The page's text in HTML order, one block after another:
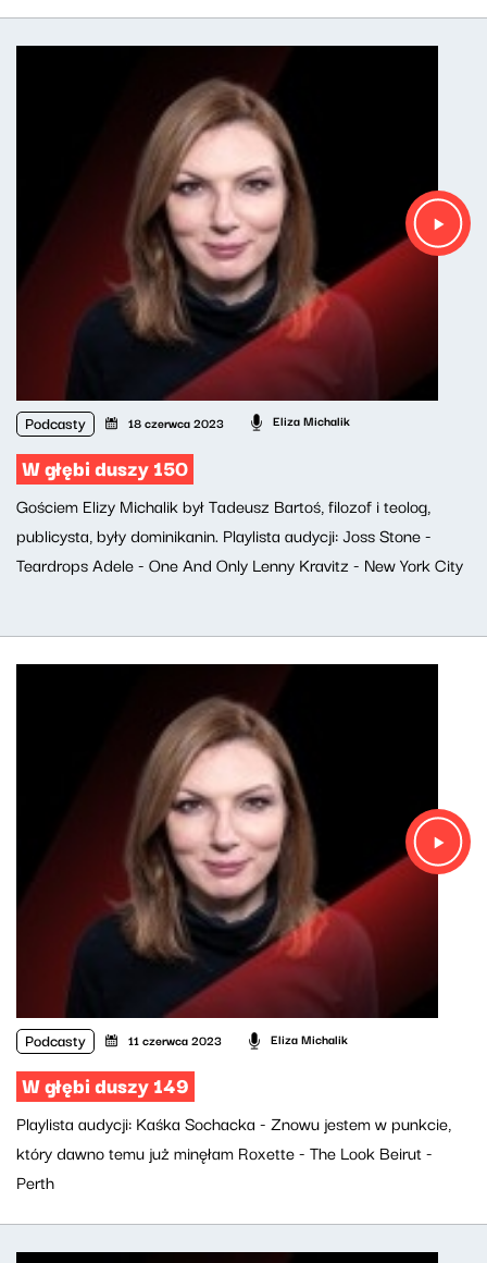
Podcasty 18 czerwca 2023 Eliza Michalik
W głębi duszy 150
Gościem Elizy Michalik był Tadeusz Bartoś, filozof i teolog,
publicysta, były dominikanin. Playlista audycji: Joss Stone -
Teardrops Adele - One And Only Lenny Kravitz - New York City
Podcasty 11 czerwca 2023 Eliza Michalik
W głębi duszy 149
Playlista audycji: Kaśka Sochacka - Znowu jestem w punkcie,
który dawno temu już minęłam Roxette - The Look Beirut -
Perth